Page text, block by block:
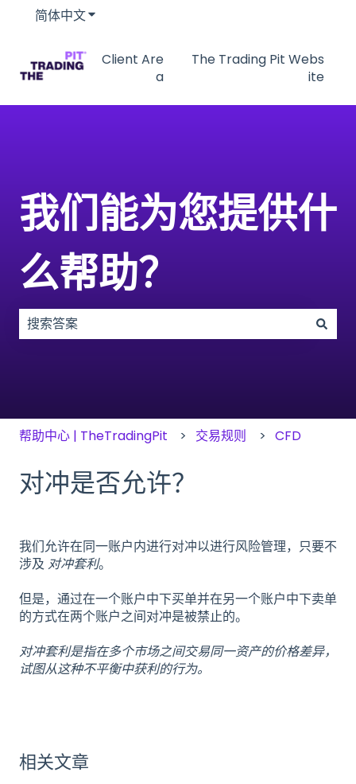
简体中文显示翻译的子菜单
Client Are
a
The Trading Pit Webs
ite
我们能为您提供什
么帮助？
帮助中心 | TheTradingPit 交易规则 CFD
对冲是否允许？
我们允许在同一账户内进行对冲以进行风险管理，只要不
涉及对冲套利。
但是，通过在一个账户中下买单并在另一个账户中下卖单
的方式在两个账户之间对冲是被禁止的。
对冲套利是指在多个市场之间交易同一资产的价格差异，
试图从这种不平衡中获利的行为。
相关文章